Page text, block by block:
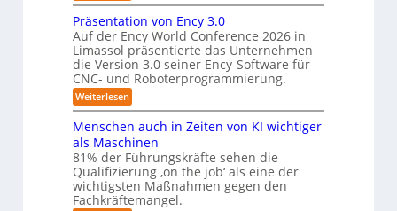
g
s
l
ö
s
u
n
g
e
n
r
a
s
y
s
t
e
m
f
ü
r
R
o
o
r
f
ü
r
I
n
d
u
s
t
r
i
e
r
v
e
r
g
l
e
i
c
h
v
o
n
m
i
l
i
t
Z
w
e
i
-
S
t
a
t
i
o
n
e
n
-
S
c
Präsentation von Ency 3.0
Auf der Ency World Conference 2026 in
Limassol präsentierte das Unternehmen
die Version 3.0 seiner Ency-Software für
CNC- und Roboterprogrammierung.
Weiterlesen:
P
ä
s
e
n
t
a
t
Menschen auch in Zeiten von KI wichtiger
als Maschinen
81% der Führungskräfte sehen die
Qualifizierung ‚on the job‘ als eine der
wichtigsten Maßnahmen gegen den
Fachkräftemangel.